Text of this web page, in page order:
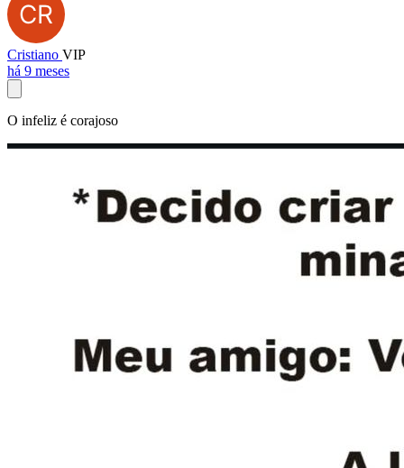
Cristiano VIP
há 9 meses
O infeliz é corajoso